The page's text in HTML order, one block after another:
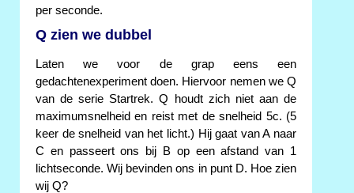
per seconde.
Q zien we dubbel
Laten we voor de grap eens een
gedachtenexperiment doen. Hiervoor nemen we Q
van de serie Startrek. Q houdt zich niet aan de
maximumsnelheid en reist met de snelheid 5c. (5
keer de snelheid van het licht.) Hij gaat van A naar
C en passeert ons bij B op een afstand van 1
lichtseconde. Wij bevinden ons in punt D. Hoe zien
wij Q?